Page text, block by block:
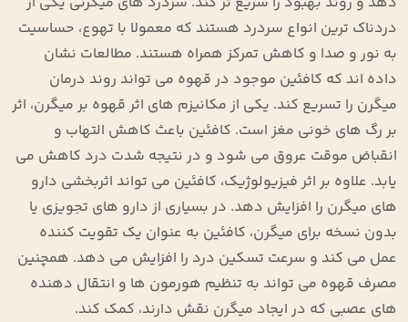
دردناک ‌ترین انواع سردرد هستند که معمولا با تهوع، حساسیت
به نور و صدا و کاهش تمرکز همراه هستند. مطالعات نشان
داده ‌اند که کافئین موجود در قهوه می ‌تواند روند درمان
میگرن را تسریع کند. یکی از مکانیزم ‌های اثر قهوه بر میگرن، اثر
بر رگ ‌های خونی مغز است. کافئین باعث کاهش التهاب و
انقباض موقت عروق می ‌شود و در نتیجه شدت درد کاهش می
‌یابد. علاوه بر اثر فیزیولوژیک، کافئین می ‌تواند اثربخشی دارو
های میگرن را افزایش دهد. در بسیاری از دارو های تجویزی یا
بدون نسخه برای میگرن، کافئین به‌ عنوان یک تقویت ‌کننده
عمل می‌ کند و سرعت تسکین درد را افزایش می دهد. همچنین
مصرف قهوه می ‌تواند به تنظیم هورمون ‌ها و انتقال‌ دهنده‌
های عصبی که در ایجاد میگرن نقش دارند، کمک کند.